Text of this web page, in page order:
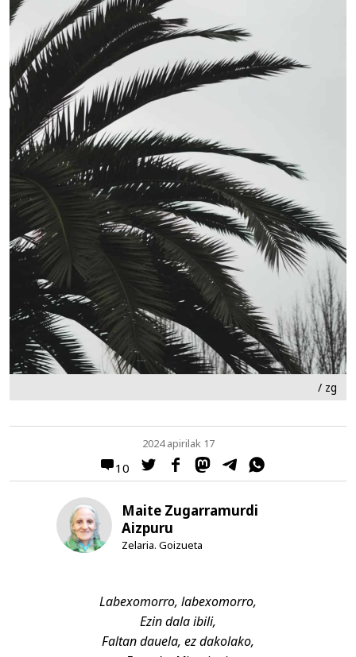
/ zg
10
2024 apirilak 17
Maite Zugarramurdi
Aizpuru
Zelaria. Goizueta
Labexomorro, labexomorro,
Ezin dala ibili,
Faltan dauela, ez dakolako,